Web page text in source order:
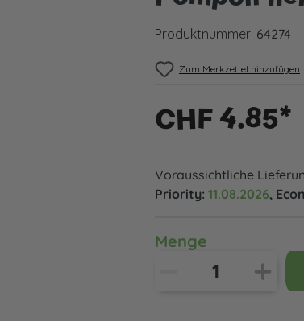
Produktnummer: 64274
Zum Merkzettel hinzufügen
CHF 4.85*
Voraussichtliche
Priority: 11.08.2026,
Menge